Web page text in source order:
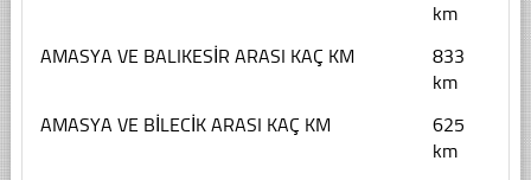
km
AMASYA VE BALIKESİR ARASI KAÇ KM
833
km
AMASYA VE BİLECİK ARASI KAÇ KM
625
km